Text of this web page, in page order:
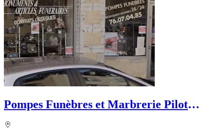
Pompes Funèbres et Marbrerie Pilot